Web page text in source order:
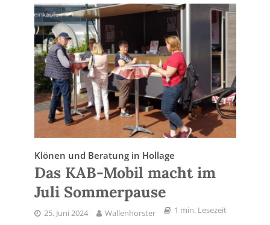
Klönen und Beratung in Hollage
Das KAB-Mobil macht im
Juli Sommerpause
25. Juni 2024 Wallenhorster 1 min. Lesezeit